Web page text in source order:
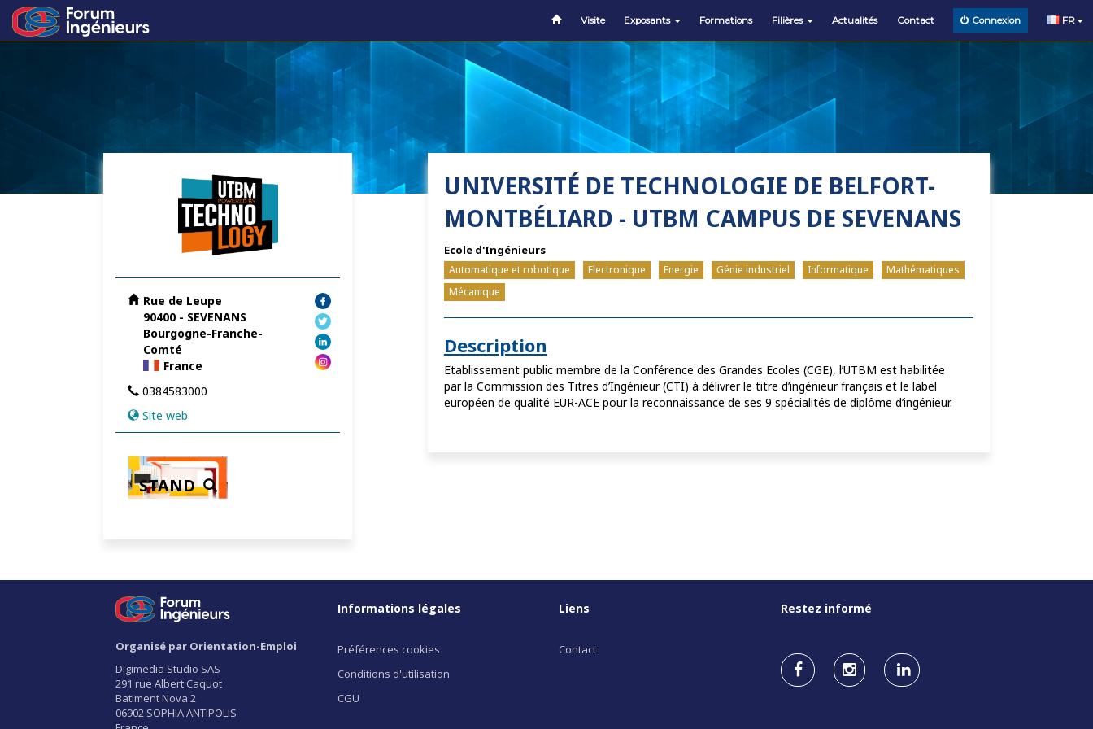
Visite Exposants Formations Filières Actualités Contact Connexion FR
Rue de Leupe
90400 - SEVENANS
Bourgogne-Franche-
Comté
France
0384583000
Site web
STAND
UNIVERSITÉ DE TECHNOLOGIE DE BELFORT-
MONTBÉLIARD - UTBM CAMPUS DE SEVENANS
Ecole d'Ingénieurs
Automatique et robotique Electronique Energie Génie industriel Informatique
Mathématiques
Mécanique
Description
Etablissement public membre de la Conférence des Grandes Ecoles (CGE), l’UTBM est habilitée
par la Commission des Titres d’Ingénieur (CTI) à délivrer le titre d’ingénieur français et le label
européen de qualité EUR-ACE pour la reconnaissance de ses 9 spécialités de diplôme d’ingénieur.
Organisé par Orientation-Emploi
Digimedia Studio SAS
291 rue Albert Caquot
Batiment Nova 2
06902 SOPHIA ANTIPOLIS
Informations légales
Préférences cookies
Conditions d'utilisation
CGU
Liens
Contact
Restez informé